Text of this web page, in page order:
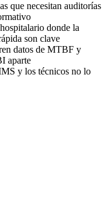
que necesitan auditorías
donde la
son clave
datos de MTBF y
aparte
y los técnicos no lo